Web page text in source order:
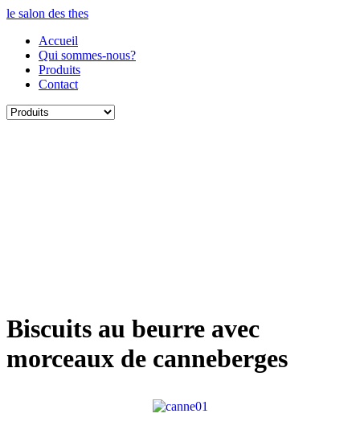
le salon des thes
Accueil
Qui sommes-nous?
Produits
Contact
Biscuits au beurre avec
morceaux de canneberges